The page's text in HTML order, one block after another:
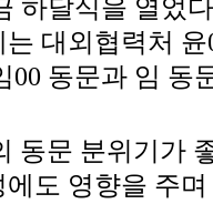
하달식을 열었
대외협력처 윤
00 동문과 임 동
동문 분위기가
도 영향을 주